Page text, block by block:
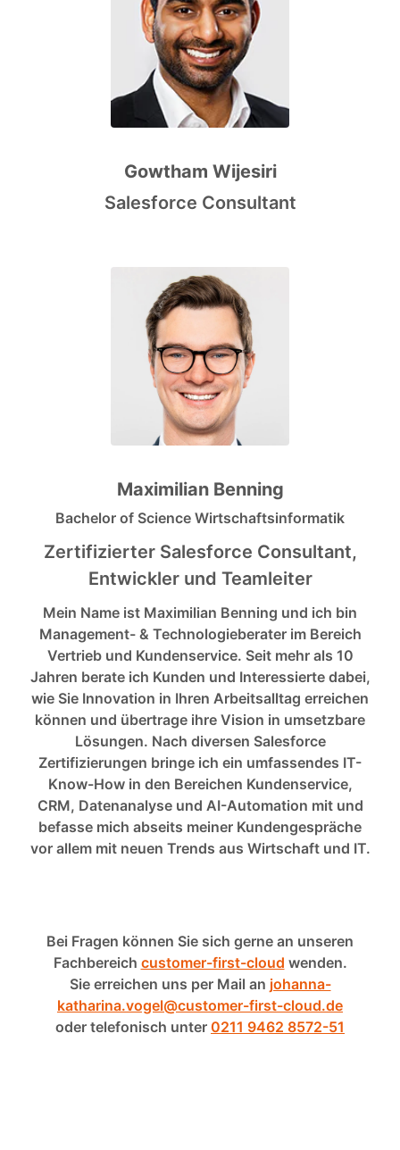
Gowtham Wijesiri
Salesforce Consultant
Maximilian Benning
Bachelor of Science Wirtschaftsinformatik
Zertifizierter Salesforce Consultant,
Entwickler und Teamleiter
Mein Name ist Maximilian Benning und ich bin
Management- & Technologieberater im Bereich
Vertrieb und Kundenservice. Seit mehr als 10
Jahren berate ich Kunden und Interessierte dabei,
wie Sie Innovation in Ihren Arbeitsalltag erreichen
können und übertrage ihre Vision in umsetzbare
Lösungen. Nach diversen Salesforce
Zertifizierungen bringe ich ein umfassendes IT-
Know-How in den Bereichen Kundenservice,
CRM, Datenanalyse und AI-Automation mit und
befasse mich abseits meiner Kundengespräche
vor allem mit neuen Trends aus Wirtschaft und IT.
Bei Fragen können Sie sich gerne an unseren
Fachbereich customer-first-cloud wenden.
Sie erreichen uns per Mail an johanna-
katharina.vogel@customer-first-cloud.de
oder telefonisch unter 0211 9462 8572-51